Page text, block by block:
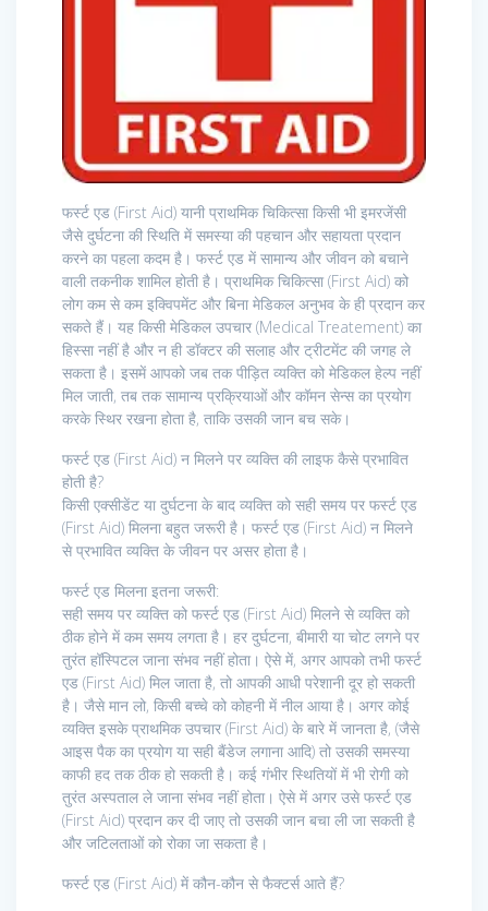
फर्स्ट एड (First Aid) यानी प्राथमिक चिकित्सा किसी भी इमरजेंसी
जैसे दुर्घटना की स्थिति में समस्या की पहचान और सहायता प्रदान
करने का पहला कदम है। फर्स्ट एड में सामान्य और जीवन को बचाने
वाली तकनीक शामिल होती है। प्राथमिक चिकित्सा (First Aid) को
लोग कम से कम इक्विपमेंट और बिना मेडिकल अनुभव के ही प्रदान कर
सकते हैं। यह किसी मेडिकल उपचार (Medical Treatement) का
हिस्सा नहीं है और न ही डॉक्टर की सलाह और ट्रीटमेंट की जगह ले
सकता है। इसमें आपको जब तक पीड़ित व्यक्ति को मेडिकल हेल्प नहीं
मिल जाती, तब तक सामान्य प्रक्रियाओं और कॉमन सेन्स का प्रयोग
करके स्थिर रखना होता है, ताकि उसकी जान बच सके।
फर्स्ट एड (First Aid) न मिलने पर व्यक्ति की लाइफ कैसे प्रभावित
होती है?
किसी एक्सीडेंट या दुर्घटना के बाद व्यक्ति को सही समय पर फर्स्ट एड
(First Aid) मिलना बहुत जरूरी है। फर्स्ट एड (First Aid) न मिलने
से प्रभावित व्यक्ति के जीवन पर असर होता है।
फर्स्ट एड मिलना इतना जरूरी:
सही समय पर व्यक्ति को फर्स्ट एड (First Aid) मिलने से व्यक्ति को
ठीक होने में कम समय लगता है। हर दुर्घटना, बीमारी या चोट लगने पर
तुरंत हॉस्पिटल जाना संभव नहीं होता। ऐसे में, अगर आपको तभी फर्स्ट
एड (First Aid) मिल जाता है, तो आपकी आधी परेशानी दूर हो सकती
है। जैसे मान लो, किसी बच्चे को कोहनी में नील आया है। अगर कोई
व्यक्ति इसके प्राथमिक उपचार (First Aid) के बारे में जानता है, (जैसे
आइस पैक का प्रयोग या सही बैंडेज लगाना आदि) तो उसकी समस्या
काफी हद तक ठीक हो सकती है। कई गंभीर स्थितियों में भी रोगी को
तुरंत अस्पताल ले जाना संभव नहीं होता। ऐसे में अगर उसे फर्स्ट एड
(First Aid) प्रदान कर दी जाए तो उसकी जान बचा ली जा सकती है
और जटिलताओं को रोका जा सकता है।
फर्स्ट एड (First Aid) में कौन-कौन से फैक्टर्स आते हैं?